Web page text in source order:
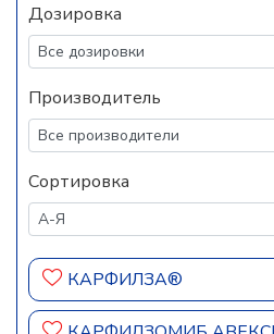
Дозировка
Производитель
Сортировка
КАРФИЛЗА®